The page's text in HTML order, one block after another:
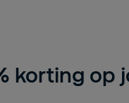
korting op